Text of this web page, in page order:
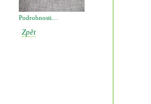
Podrobnosti…
Zpět